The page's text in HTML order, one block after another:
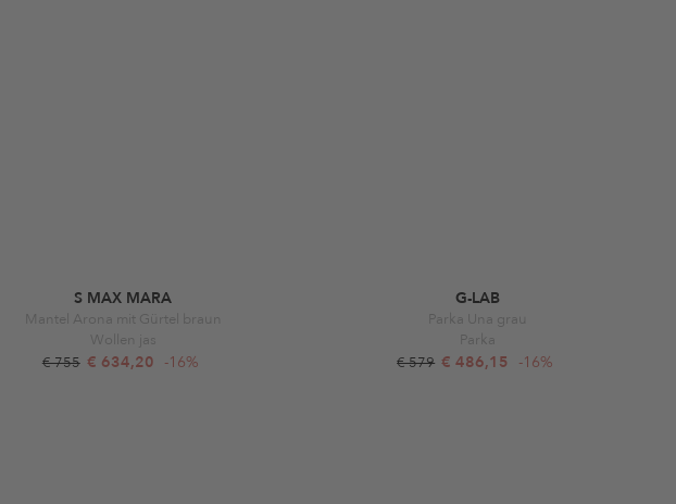
S MAX MARA
Mantel Arona mit Gürtel braun
Wollen jas
€ 755 € 634,20 -16%
G-LAB
Parka Una grau
Parka
€ 579 € 486,15 -16%